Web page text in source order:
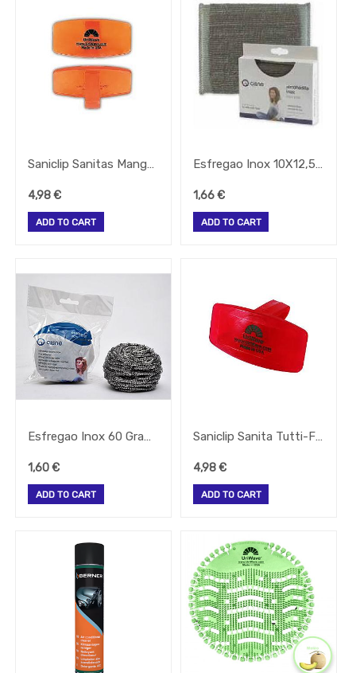
Saniclip Sanitas Manga C/Desinfectante
4,98€
ADD TO CART
Esfregao Inox 10X12,5Cm Profissional Mpt
1,66€
ADD TO CART
Esfregao Inox 60 Gramas Unidade (Mpt)
1,60€
ADD TO CART
Saniclip Sanita Tutti-Frutti C/Desinfectante
4,98€
ADD TO CART